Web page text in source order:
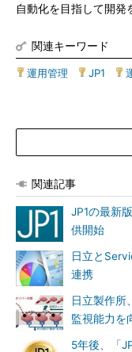
自動化を目指して開発
関連キーワード
運用管理 JP1
関連記事
JP1の最新
供開始
日立と
連携
日立製作所
監視能力を
5年後、「